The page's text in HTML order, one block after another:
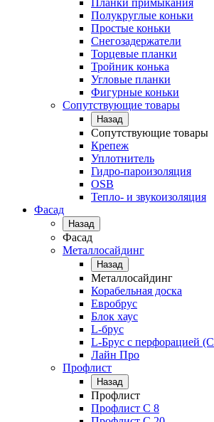
Планки примыкания
Полукруглые коньки
Простые коньки
Снегозадержатели
Торцевые планки
Тройник конька
Угловые планки
Фигурные коньки
Сопутствующие товары
Назад
Сопутствующие товары
Крепеж
Уплотнитель
Гидро-пароизоляция
OSB
Тепло- и звукоизоляция
Фасад
Назад
Фасад
Металлосайдинг
Назад
Металлосайдинг
Корабельная доска
Евробрус
Блок хаус
L-брус
L-Брус с перфорацией
Лайн Про
Профлист
Назад
Профлист
Профлист С 8